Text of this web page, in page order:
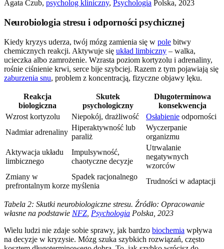
Agata Czub, psycholog kliniczny, Psychologia Polska, 2023
Neurobiologia stresu i odporności psychicznej
Kiedy kryzys uderza, twój mózg zamienia się w pole bitwy
chemicznych reakcji. Aktywuje się układ limbiczny – walka,
ucieczka albo zamrożenie. Wzrasta poziom kortyzolu i adrenaliny,
rośnie ciśnienie krwi, serce bije szybciej. Razem z tym pojawiają się
zaburzenia snu, problem z koncentracją, fizyczne objawy lęku.
Reakcja
biologiczna
Skutek
psychologiczny
Długoterminowa
konsekwencja
Wzrost kortyzolu
Niepokój, drażliwość Osłabienie odporności
Nadmiar adrenaliny
Hiperaktywność lub
paraliż
Wyczerpanie
organizmu
Aktywacja układu
limbicznego
Impulsywność,
chaotyczne decyzje
Utrwalanie
negatywnych
wzorców
Zmiany w
prefrontalnym korze
Spadek racjonalnego
myślenia
Trudności w adaptacji
Tabela 2: Skutki neurobiologiczne stresu. Źródło: Opracowanie
własne na podstawie NFZ Psychologia Polska, 2023
Wielu ludzi nie zdaje sobie sprawy, jak bardzo biochemia wpływa
na decyzje w kryzysie. Mózg szuka szybkich rozwiązań, często